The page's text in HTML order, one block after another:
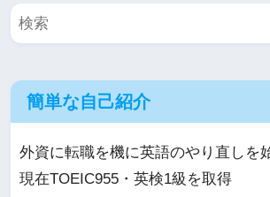
簡単な自己紹介
外資に転職を機に英語のやり直しを
現在TOEIC955・英検1級を取得